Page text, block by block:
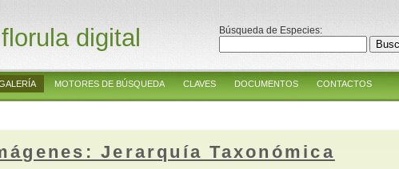
florula digital Búsqueda de Especies:
MOTORES DE BÚSQUEDA CLAVES DOCUMENTOS CONTACTOS
Jerarquía Taxonómica